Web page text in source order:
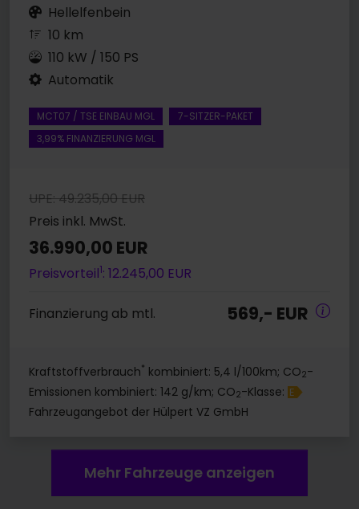
Hellelfenbein
10 km
110 kW / 150 PS
Automatik
MCT07 / TSE EINBAU MGL
7-SITZER-PAKET
3,99% FINANZIERUNG MGL
UPE: 49.235,00 EUR
Preis inkl. MwSt.
36.990,00 EUR
Preisvorteil1: 12.245,00 EUR
Finanzierung ab mtl. 569,- EUR
Kraftstoffverbrauch* kombiniert: 5,4 l/100km; CO2-
Emissionen kombiniert: 142 g/km; CO2-Klasse: E
Fahrzeugangebot der Hülpert VZ GmbH
Mehr Fahrzeuge anzeigen